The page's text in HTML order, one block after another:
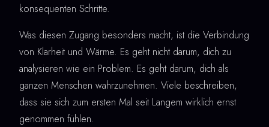
konsequenten Schritte.
Was diesen Zugang besonders macht, ist die Verbindung
von Klarheit und Wärme. Es geht nicht darum, dich zu
analysieren wie ein Problem. Es geht darum, dich als
ganzen Menschen wahrzunehmen. Viele beschreiben,
dass sie sich zum ersten Mal seit Langem wirklich ernst
genommen fühlen.